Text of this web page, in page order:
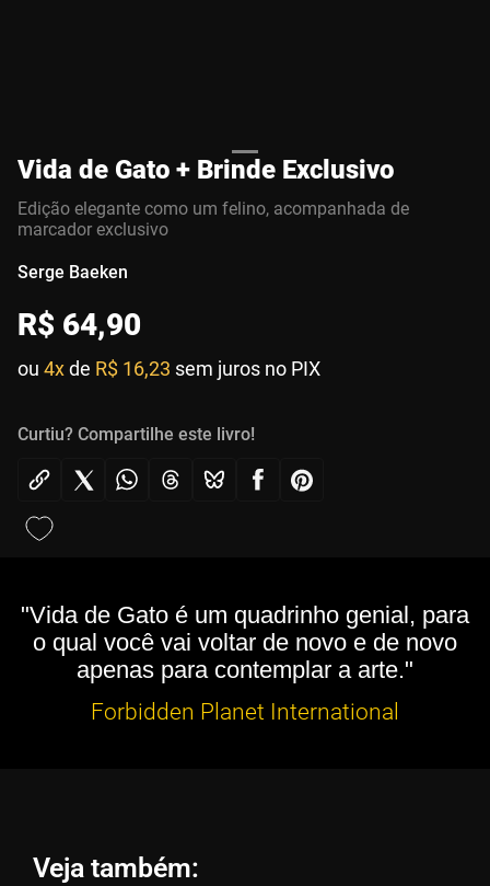
Vida de Gato + Brinde Exclusivo
Edição elegante como um felino, acompanhada de
marcador exclusivo
Serge Baeken
R$ 64,90
ou 4xde R$ 16,23 sem juros no PIX
Curtiu? Compartilhe este livro!
"Vida de Gato é um quadrinho genial, para
o qual você vai voltar de novo e de novo
apenas para contemplar a arte."
Forbidden Planet International
Veja também: